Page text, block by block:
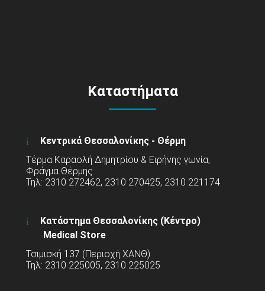
Καταστήματα
Κεντρικά Θεσσαλονίκης - Θέρμη
Τέρμα Καραολή Δημητρίου & Ειρήνης γωνία,
Φράγμα Θέρμης
Τηλ: 2310 272462, 2310 270425, 2310 221174
Κατάστημα Θεσσαλονίκης (Κέντρο)
Medical Store
Τσιμισκή 137 (Περιοχή ΧΑΝΘ)
Τηλ: 2310 225005, 2310 225025